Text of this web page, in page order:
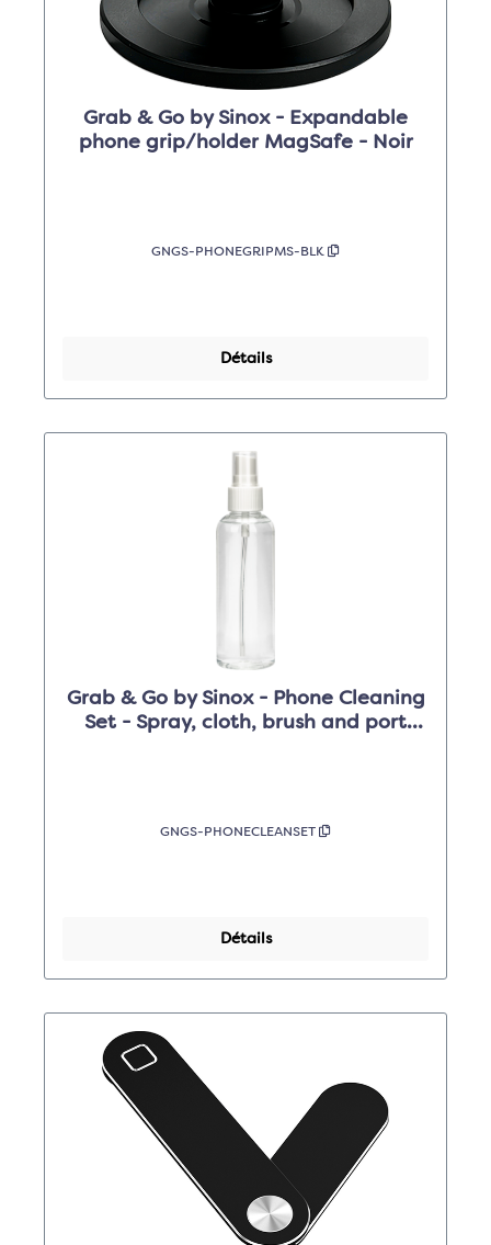
Grab & Go by Sinox - Expandable
phone grip/holder MagSafe - Noir
GNGS-PHONEGRIPMS-BLK
Détails
Grab & Go by Sinox - Phone Cleaning
Set - Spray, cloth, brush and port
GNGS-PHONECLEANSET
Détails